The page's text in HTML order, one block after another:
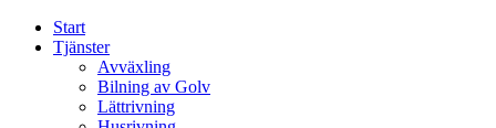
Start
Tjänster
Avväxling
Bilning av Golv
Lättrivning